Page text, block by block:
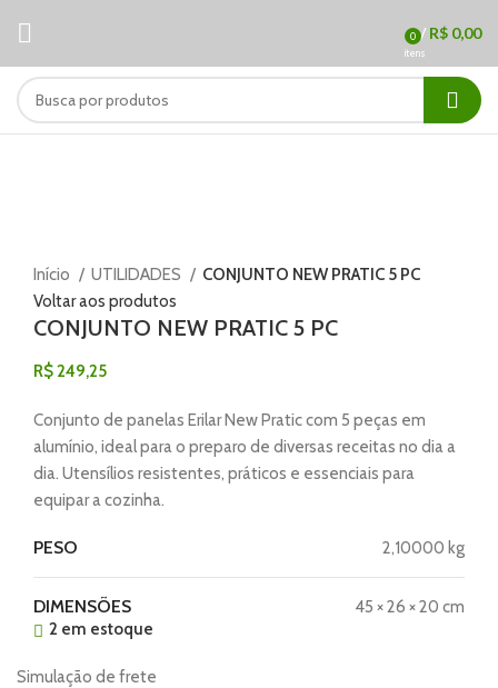
0
itens
/ R$ 0,00
Início
UTILIDADES
CONJUNTO NEW PRATIC 5 PC
Voltar aos produtos
CONJUNTO NEW PRATIC 5 PC
R$249,25
Conjunto de panelas Erilar New Pratic com 5 peças em
alumínio, ideal para o preparo de diversas receitas no dia a
dia. Utensílios resistentes, práticos e essenciais para
equipar a cozinha.
PESO 2,10000 kg
DIMENSÕES
45 × 26 × 20 cm
2 em estoque
Simulação de frete